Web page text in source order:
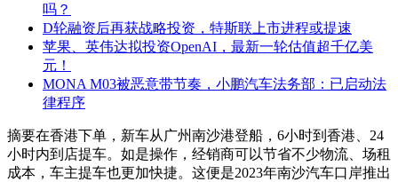
吗？
D轮融资后再获战略投资，特斯联上市进程或提速
苹果、英伟达拟投资OpenAI，最新一轮估值超千亿美
元！
MONA M03被恶意带节奏，小鹏汽车法务部：已启动法
律程序
摘要在香港下单，新车从广州南沙港登船，6小时到香港、24
小时内到店提车。如是操作，经销商可以节省不少物流、场租
成本，车主提车也更加快捷。这便是2023年南沙汽车口岸推出